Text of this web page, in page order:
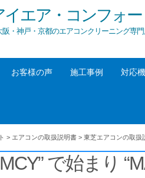
イエア・コンフォー
阪・神戸・京都のエアコンクリーニング専
お客様の声 施工事例 対応
> エアコンの取扱説明書 > 東芝エアコンの取扱
で始まり